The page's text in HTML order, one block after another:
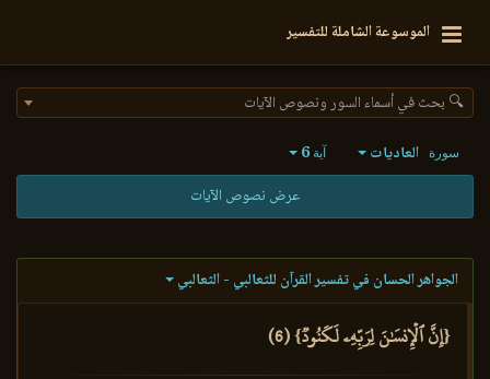
الموسوعة الشاملة للتفسير
🔍 بحث في أسماء السور ونصوص الآيات
سورة العاديات آية6
عرض نصوص الآيات
الجواهر الحسان في تفسير القرآن للثعالبي - الثعالبي
{إِنَّ ٱلۡإِنسَٰنَ لِرَبِّهِۦ لَكَنُودٞ} (6)